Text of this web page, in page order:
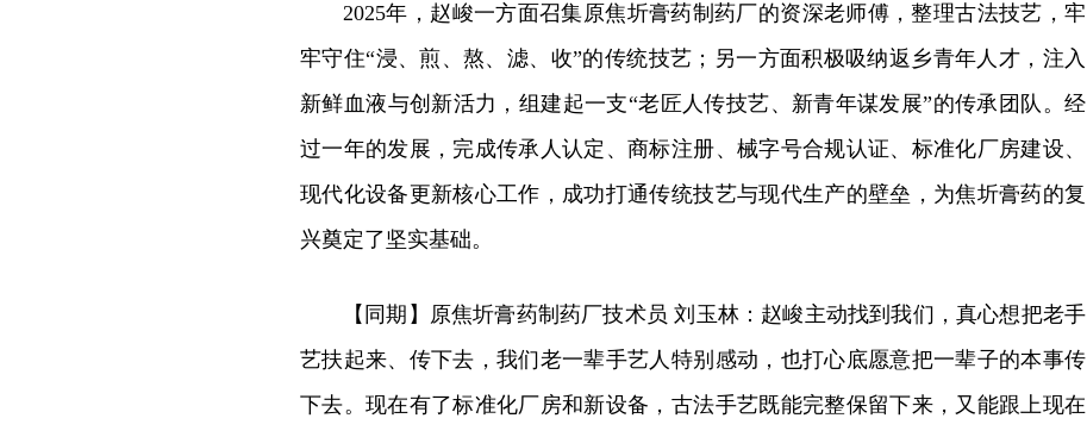
2025年，赵峻一方面召集原焦圻膏药制药厂的资深老师傅，整理古法技艺，牢
牢守住“浸、煎、熬、滤、收”的传统技艺；另一方面积极吸纳返乡青年人才，注入
新鲜血液与创新活力，组建起一支“老匠人传技艺、新青年谋发展”的传承团队。经
过一年的发展，完成传承人认定、商标注册、械字号合规认证、标准化厂房建设、
现代化设备更新核心工作，成功打通传统技艺与现代生产的壁垒，为焦圻膏药的复
兴奠定了坚实基础。
【同期】原焦圻膏药制药厂技术员 刘玉林：赵峻主动找到我们，真心想把老手
艺扶起来、传下去，我们老一辈手艺人特别感动，也打心底愿意把一辈子的本事传
下去。现在有了标准化厂房和新设备，古法手艺既能完整保留下来，又能跟上现在